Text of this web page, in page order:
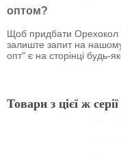
оптом?
Щоб придбати Орехокол
залиште запит на
опт" є на сторінці будь-
Товари з цієї ж серії